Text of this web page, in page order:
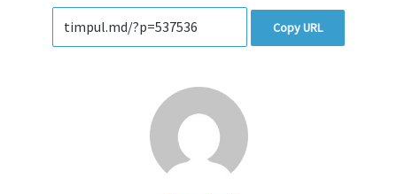
Copy URL